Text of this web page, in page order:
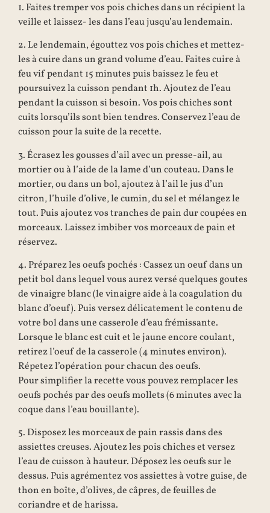
1. Faites tremper vos pois chiches dans un récipient la
veille et laissez- les dans l’eau jusqu’au lendemain.
2. Le lendemain, égouttez vos pois chiches et mettez-
les à cuire dans un grand volume d’eau. Faites cuire à
feu vif pendant 15 minutes puis baissez le feu et
poursuivez la cuisson pendant 1h. Ajoutez de l’eau
pendant la cuisson si besoin. Vos pois chiches sont
cuits lorsqu’ils sont bien tendres. Conservez l’eau de
cuisson pour la suite de la recette.
3. Écrasez les gousses d’ail avec un presse-ail, au
mortier ou à l’aide de la lame d’un couteau. Dans le
mortier, ou dans un bol, ajoutez à l’ail le jus d’un
citron, l’huile d’olive, le cumin, du sel et mélangez le
tout. Puis ajoutez vos tranches de pain dur coupées en
morceaux. Laissez imbiber vos morceaux de pain et
réservez.
4. Préparez les oeufs pochés : Cassez un oeuf dans un
petit bol dans lequel vous aurez versé quelques goutes
de vinaigre blanc (le vinaigre aide à la coagulation du
blanc d’oeuf). Puis versez délicatement le contenu de
votre bol dans une casserole d’eau frémissante.
Lorsque le blanc est cuit et le jaune encore coulant,
retirez l’oeuf de la casserole (4 minutes environ).
Répetez l’opération pour chacun des oeufs.
Pour simplifier la recette vous pouvez remplacer les
oeufs pochés par des oeufs mollets (6 minutes avec la
coque dans l’eau bouillante).
5. Disposez les morceaux de pain rassis dans des
assiettes creuses. Ajoutez les pois chiches et versez
l’eau de cuisson à hauteur. Déposez les oeufs sur le
dessus. Puis agrémentez vos assiettes à votre guise, de
thon en boîte, d’olives, de câpres, de feuilles de
coriandre et de harissa.